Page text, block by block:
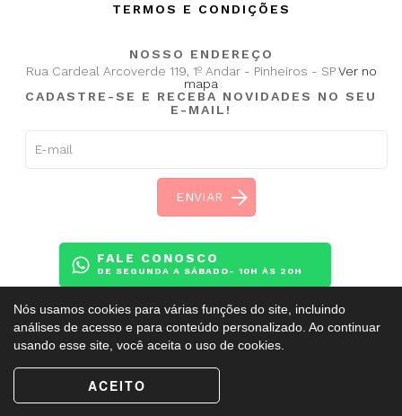
NOSSO ENDEREÇO
Rua Cardeal Arcoverde 119, 1º Andar - Pinheiros - SPVer no
mapa
CADASTRE-SE E RECEBA NOVIDADES NO SEU
E-MAIL!
FALE CONOSCO
DE SEGUNDA A SÁBADO- 10H ÀS 20H
TERMOS E CONDIÇÕES
Esse site é protegido pelo reCAPTCHA e obedece a
Termos de Serviçodo Google.
Nós usamos cookies para várias funções do site, incluindo
análises de acesso e para conteúdo personalizado. Ao continuar
usando esse site, você aceita o uso de cookies.
ACEITO